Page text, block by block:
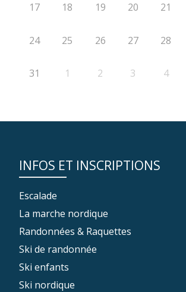
17 18 19 20 21
24 25 26 27 28
31 1 2 3 4
INFOS ET INSCRIPTIONS
Escalade
La marche nordique
Randonnées & Raquettes
Ski de randonnée
Ski enfants
Ski nordique